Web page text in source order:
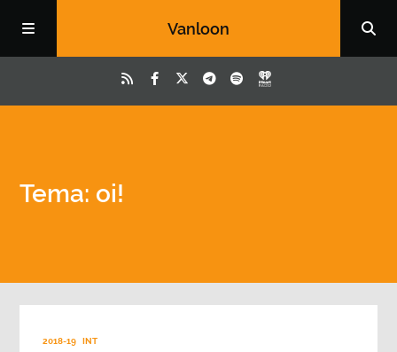
Vanloon
Tema: oi!
2018-19 INT